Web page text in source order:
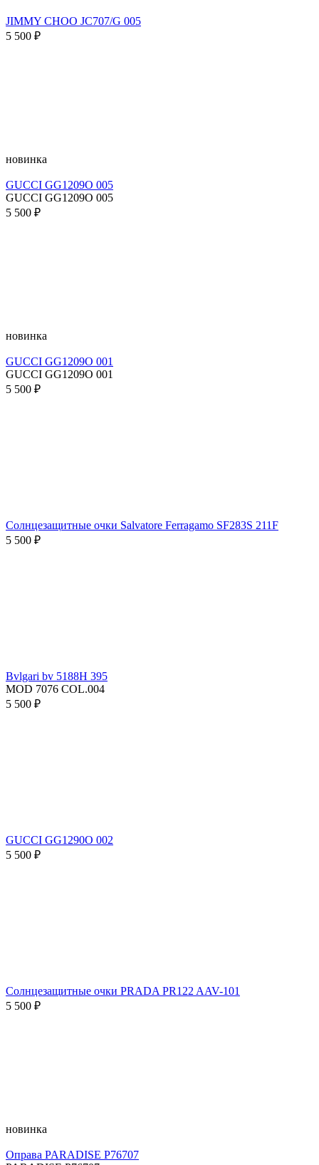
JIMMY CHOO JC707/G 005
5 500 ₽
новинка
GUCCI GG1209O 005
GUCCI GG1209O 005
5 500 ₽
новинка
GUCCI GG1209O 001
GUCCI GG1209O 001
5 500 ₽
Солнцезащитные очки Salvatore Ferragamo SF283S 211F
5 500 ₽
Bvlgari bv 5188H 395
MOD 7076 COL.004
5 500 ₽
GUCCI GG1290O 002
5 500 ₽
Солнцезащитные очки PRADA PR122 AAV-101
5 500 ₽
новинка
Оправа PARADISE P76707